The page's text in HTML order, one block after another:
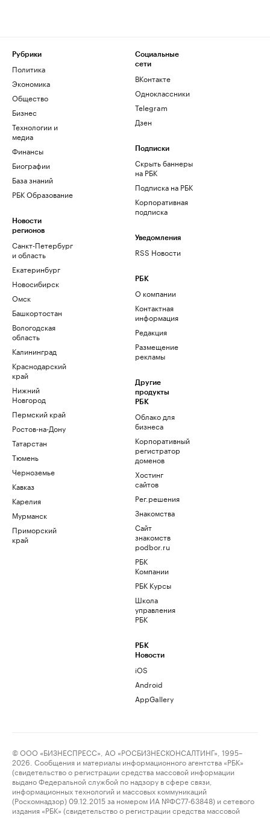
Рубрики
Политика
Экономика
Общество
Бизнес
Технологии и
медиа
Финансы
Биографии
База знаний
РБК Образование
Новости
регионов
Санкт-Петербург
и область
Екатеринбург
Новосибирск
Омск
Башкортостан
Вологодская
область
Калининград
Краснодарский
край
Нижний
Новгород
Пермский край
Ростов-на-Дону
Татарстан
Тюмень
Черноземье
Кавказ
Карелия
Мурманск
Приморский
край
Социальные
сети
ВКонтакте
Одноклассники
Telegram
Дзен
Подписки
Скрыть баннеры
на РБК
Подписка на РБК
Корпоративная
подписка
Уведомления
RSS Новости
РБК
О компании
Контактная
информация
Редакция
Размещение
рекламы
Другие
продукты
РБК
Облако для
бизнеса
Корпоративный
регистратор
доменов
Хостинг
сайтов
Рег.решения
Знакомства
Сайт
знакомств
podbor.ru
РБК
Компании
РБК Курсы
Школа
управления
РБК
РБК
Новости
iOS
Android
AppGallery
© ООО «БИЗНЕСПРЕСС», АО «РОСБИЗНЕСКОНСАЛТИНГ», 1995–
2026. Сообщения и материалы информационного агентства «РБК»
(свидетельство о регистрации средства массовой информации
выдано Федеральной службой по надзору в сфере связи,
информационных технологий и массовых коммуникаций
(Роскомнадзор) 09.12.2015 за номером ИА №ФС77-63848) и сетевого
издания «РБК» (свидетельство о регистрации средства массовой